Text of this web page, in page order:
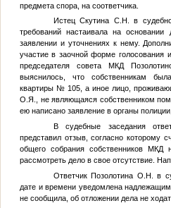
предмета спора, на соответчика.
Истец Скутина С.Н. в
требований настаивала на
заявлении и уточнениях к нему.
участие в заочной форме голосования
председателя совета МКД
выяснилось, что собственникам
квартиры № 105, а иное лицо,
О.Я., не являющаяся собственником
ею написано заявление в органы
В судебные заседания
представил отзыв, согласно которому
общего собрания собственников
рассмотреть дело в свое отсутствие.
Ответчик Позолотина О.Н. в
дате и времени уведомлена
не сообщила, об отложении дела не